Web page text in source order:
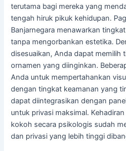
terutama bagi mereka yang
tengah hiruk pikuk kehidupan.
Banjarnegara menawarkan
tanpa mengorbankan estetika.
disesuaikan, Anda dapat memilih
ornamen yang diinginkan.
Anda untuk mempertahankan
dengan tingkat keamanan yang
dapat diintegrasikan dengan
untuk privasi maksimal.
kokoh secara psikologis sudah
dan privasi yang lebih tinggi